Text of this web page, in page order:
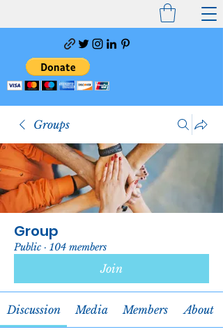
Groups
Group
Public · 104 members
Join
Discussion Media Members About